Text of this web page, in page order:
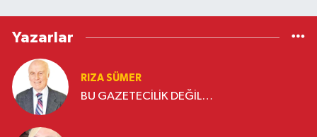
Yazarlar
RIZA SÜMER
BU GAZETECİLİK DEĞİL…